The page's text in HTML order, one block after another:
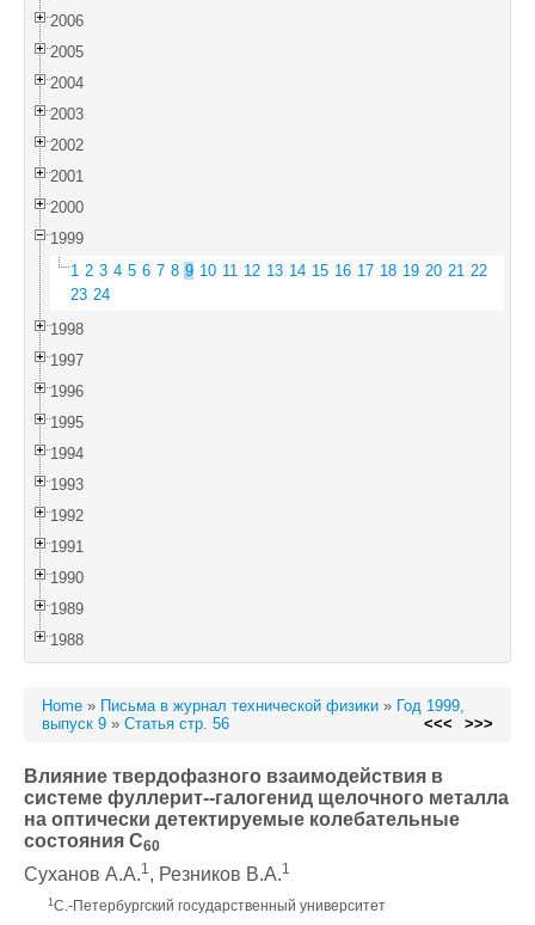
2006
2005
2004
2003
2002
2001
2000
1999
1 2 3 4 5 6 7 8 9 10 11 12 13 14 15 16 17 18 19 20 21 22
23 24
1998
1997
1996
1995
1994
1993
1992
1991
1990
1989
1988
Home » Письма в журнал технической физики » Год 1999,
выпуск 9 » Статья стр. 56 <<< >>>
Влияние твердофазного взаимодействия в
системе фуллерит--галогенид щелочного металла
на оптически детектируемые колебательные
состояния C60
Суханов А.А.1, Резников В.А.1
1 С.-Петербургский государственный университет